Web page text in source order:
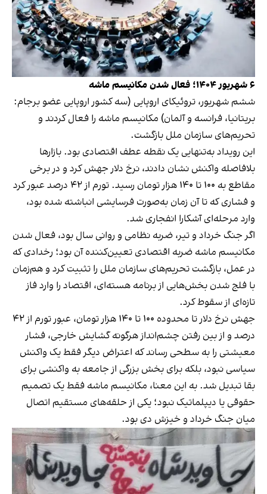
۶ شهریور ۱۴۰۴؛ فعال شدن مکانیسم ماشه
ششم شهریور، تروئیکای اروپایی (سه کشور اروپایی عضو برجام:‌
بریتانیا، فرانسه و آلمان) مکانیسم ماشه را فعال کردند و
تحریم‌های سازمان ملل بازگشت.
این رویداد به‌تنهایی یک نقطه عطف اقتصادی بود. بازارها
بلافاصله واکنش نشان دادند، نرخ دلار جهش کرد و در برخی
مقاطع به ۱۰۰ تا ۱۴۰ هزار تومان رسید. تورم از ۴۲ درصد عبور کرد
و فشاری که تا آن زمان به‌صورت فرسایشی انباشته شده بود،
وارد مرحله‌ای آشکارا انفجاری شد.
اگر جنگ خرداد و تیر، ضربه نظامی و روانی سال بود، فعال شدن
مکانیسم ماشه ضربه اقتصادی تعیین‌کننده آن بود؛ رخدادی که
در عمل، بازگشت تحریم‌های سازمان ملل را تثبیت کرد و هم‌زمان
با فلج شدن بخش‌هایی از برنامه هسته‌ای، اقتصاد را وارد فاز
تازه‌ای از سقوط کرد.
جهش نرخ دلار تا محدوده ۱۰۰ تا ۱۴۰ هزار تومان، عبور تورم از ۴۲
درصد و از بین رفتن چشم‌انداز هرگونه گشایش خارجی، فشار
معیشتی را به سطحی رساند که اعتراض دیگر فقط یک واکنش
سیاسی نبود، بلکه برای بخش بزرگی از جامعه به واکنشی برای
بقا تبدیل شد. به این معنا، مکانیسم ماشه فقط یک تصمیم
حقوقی یا دیپلماتیک نبود؛ یکی از حلقه‌های مستقیم اتصال
میان جنگ خرداد و خیزش دی بود.